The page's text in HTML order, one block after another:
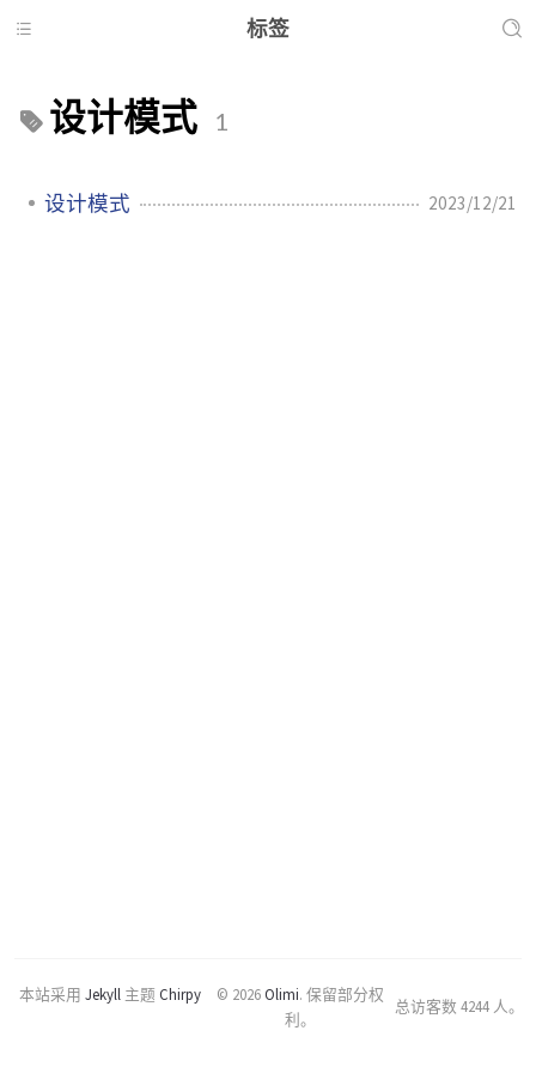
标签
设计模式 1
设计模式 2023/12/21
本站采用 Jekyll 主题 Chirpy © 2026Olimi. 保留部分权
利。
总访客数 4244 人。